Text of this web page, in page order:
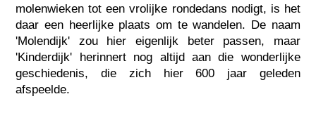
molenwieken tot een vrolijke rondedans nodigt, is het
daar een heerlijke plaats om te wandelen. De naam
'Molendijk' zou hier eigenlijk beter passen, maar
'Kinderdijk' herinnert nog altijd aan die wonderlijke
geschiedenis, die zich hier 600 jaar geleden
afspeelde.